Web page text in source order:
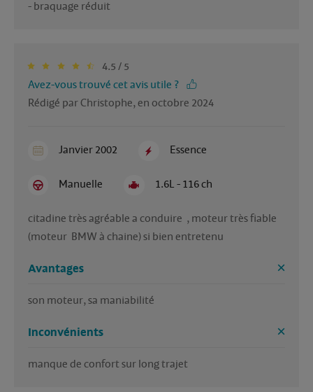
4.5 / 5
Avez-vous trouvé cet avis utile ?
Rédigé par Christophe, en octobre 2024
Janvier 2002 Essence
Manuelle 1.6L - 116 ch
citadine très agréable a conduire  , moteur très fiable
Avantages
Inconvénients
manque de confort sur long trajet